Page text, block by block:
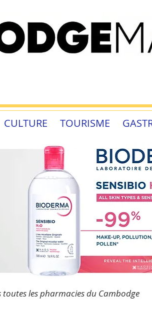
CULTURE TOURISME
les pharmacies du Cambodge